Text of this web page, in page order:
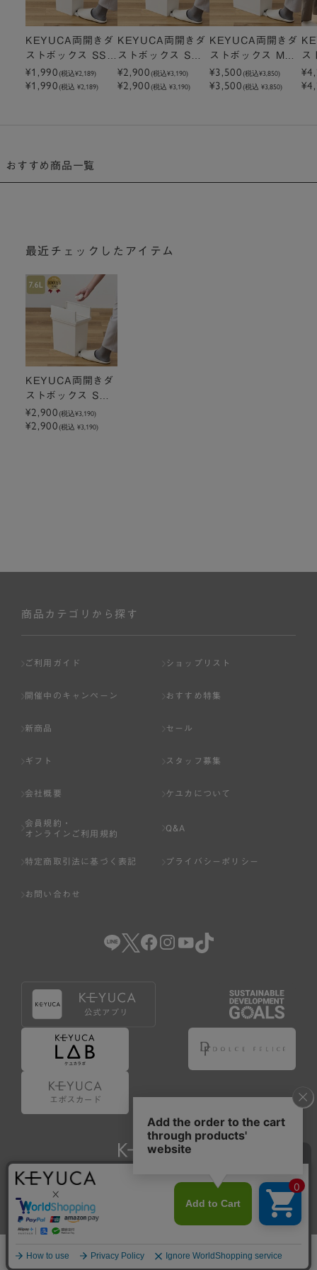
KEYUCA両開きダ
ストボックス SS
（3.6L）ホワイト
ゴミ箱
¥1,990(税込¥2,189)
¥1,990(税込 ¥2,189)
KEYUCA両開きダ
ストボックス S
（7.6L）ホワイト
ゴミ箱
¥2,900(税込¥3,190)
¥2,900(税込 ¥3,190)
KEYUCA両開きダ
ストボックス M
（15.2L）ホワイ
ト ゴミ箱
¥3,500(税込¥3,850)
¥3,500(税込 ¥3,850)
ス
7L
ミ
おすすめ商品一覧
最近チェックしたアイテム
KEYUCA両開きダ
ストボックス S
（7.6L）ホワイト
ゴミ箱
¥2,900(税込¥3,190)
¥2,900(税込 ¥3,190)
商品カテゴリから探す
ご利用ガイド ショップリスト
開催中のキャンペーン おすすめ特集
新商品 セール
ギフト スタッフ募集
会社概要 ケユカについて
会員規約・
オンラインご利用規約
Q&A
特定商取引法に基づく表記 プライバシーポリシー
お問い合わせ
Copyright © KAWAJUN Co., Ltd. All Rights Reserved.